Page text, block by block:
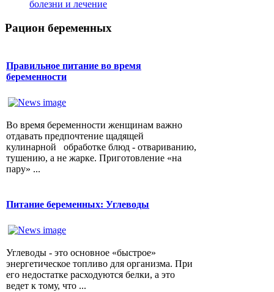
болезни и лечение
Рацион беременных
Правильное питание во время
беременности
Во время беременности женщинам важно
отдавать предпочтение щадящей
кулинарной обработке блюд - отвариванию,
тушению, а не жарке. Приготовление «на
пару» ...
Питание беременных: Углеводы
Углеводы - это основное «быстрое»
энергетическое топливо для организма. При
его недостатке расходуются белки, а это
ведет к тому, что ...